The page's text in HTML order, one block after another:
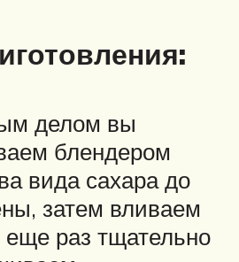
делом вы
блендером
вида сахара до
затем вливаем
еще раз тщательно